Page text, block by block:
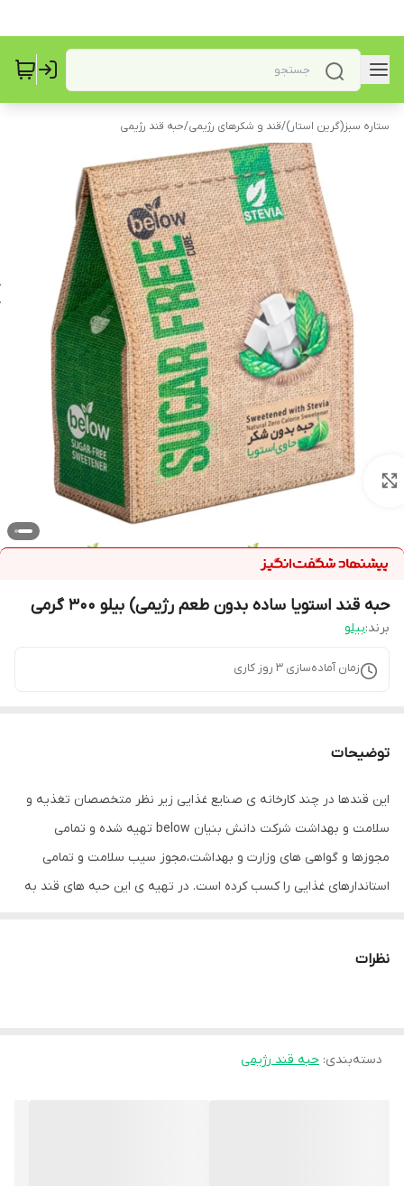
ستاره سبز(گرین استار)/قند و شکرهای رژیمی/حبه قند رژیمی
حبه قند استویا ساده بدون طعم رژیمی) بیلو 300 گرمی
برند:بیلو
زمان آماده‌سازی 3 روز کاری
توضیحات
این قندها در چند کارخانه ی صنایع غذایی زیر نظر متخصصان تغذیه و
سلامت و بهداشت شرکت دانش بنیان below تهیه شده و تمامی
مجوزها و گواهی های وزارت و بهداشت،مجوز سیب سلامت و تمامی
استاندارهای غذایی را کسب کرده است. در تهیه ی این حبه های قند به
قندوشکر معمولی است ولی خوشبختانه قند آن جذب خون نمی‌شود و با
ها و ورزشکاران و تمامی افرادی است که به سلامتی خود اهمیت می
نظرات
دسته‌بندی: حبه قند رژیمی